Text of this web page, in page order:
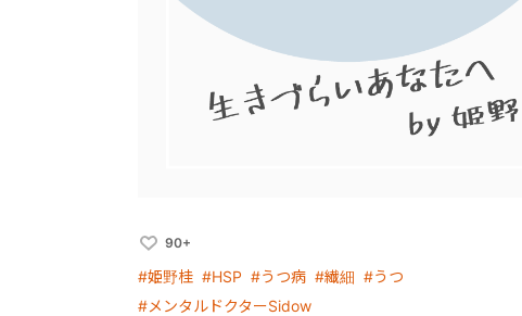
90+
#姫野桂 #HSP #うつ病 #繊細 #うつ
#メンタルドクターSidow